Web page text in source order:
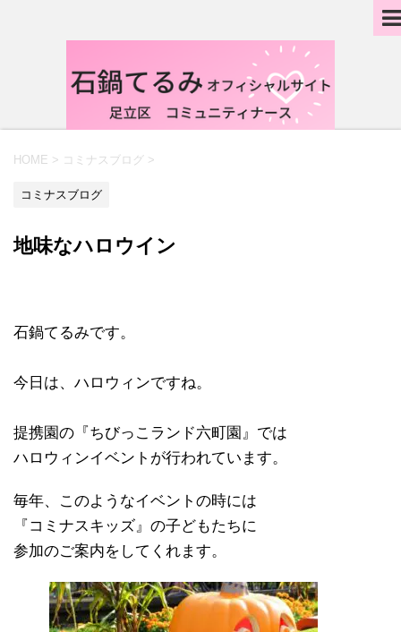
HOME > コミナスブログ >
コミナスブログ
地味なハロウイン
石鍋てるみです。
今日は、ハロウィンですね。
提携園の『ちびっこランド六町園』では
ハロウィンイベントが行われています。
毎年、このようなイベントの時には
『コミナスキッズ』の子どもたちに
参加のご案内をしてくれます。